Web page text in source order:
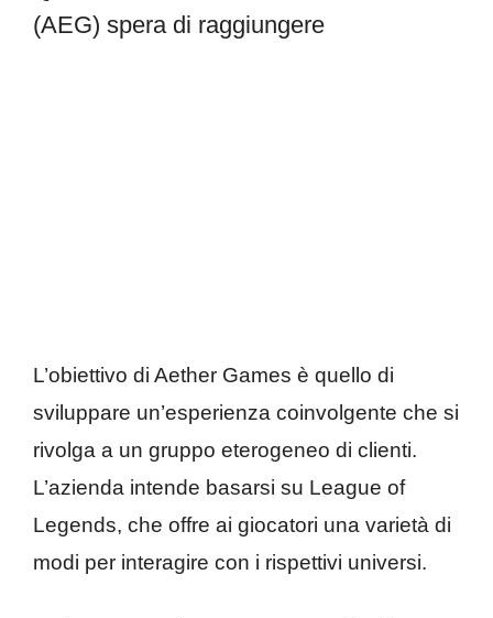
(AEG) spera di raggiungere
L’obiettivo di Aether Games è quello di
sviluppare un’esperienza coinvolgente che si
rivolga a un gruppo eterogeneo di clienti.
L’azienda intende basarsi su League of
Legends, che offre ai giocatori una varietà di
modi per interagire con i rispettivi universi.